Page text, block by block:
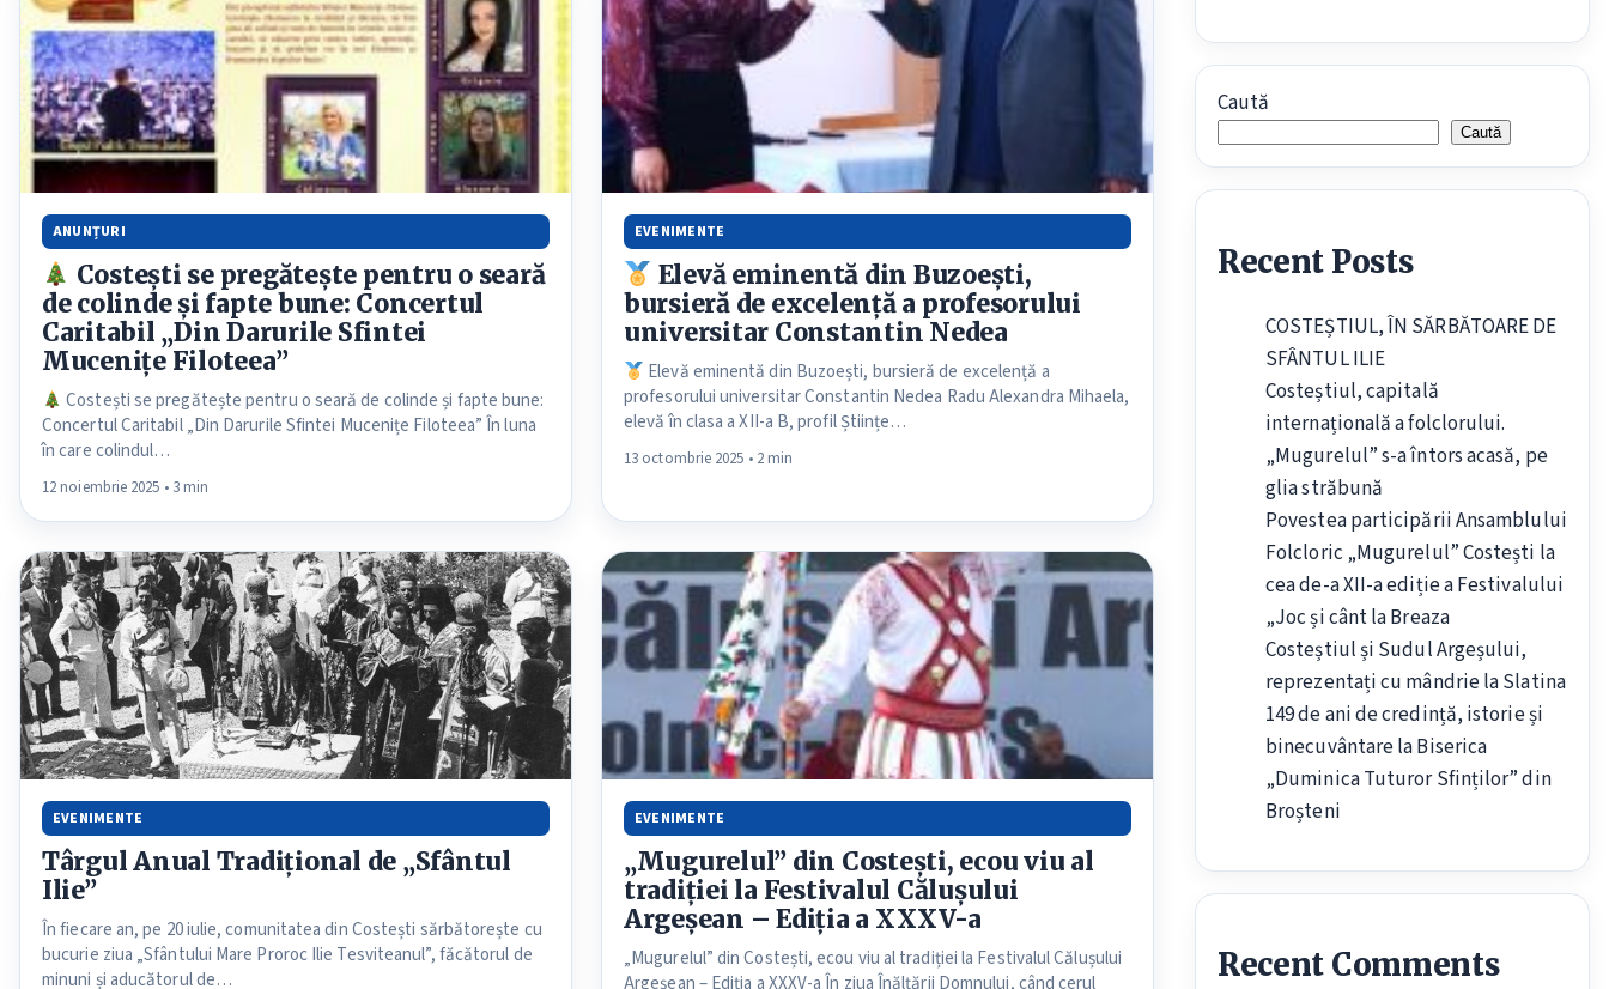
ANUNȚURI
Costești se pregătește pentru o seară
de colinde și fapte bune: Concertul
Caritabil „Din Darurile Sfintei
Mucenițe Filoteea”
Costești se pregătește pentru o seară de colinde și fapte bune:
Concertul Caritabil „Din Darurile Sfintei Mucenițe Filoteea” În luna
în care colindul…
12 noiembrie 2025 • 3 min
EVENIMENTE
Elevă eminentă din Buzoești,
bursieră de excelență a profesorului
universitar Constantin Nedea
Elevă eminentă din Buzoești, bursieră de excelență a
profesorului universitar Constantin Nedea Radu Alexandra Mihaela,
elevă în clasa a XII-a B, profil Științe…
13 octombrie 2025 • 2 min
EVENIMENTE
Târgul Anual Tradițional de „Sfântul
Ilie”
În fiecare an, pe 20 iulie, comunitatea din Costești sărbătorește cu
bucurie ziua „Sfântului Mare Proroc Ilie Tesviteanul”, făcătorul de
minuni și aducătorul de…
EVENIMENTE
„Mugurelul” din Costești, ecou viu al
tradiției la Festivalul Călușului
Argeșean – Ediția a XXXV-a
„Mugurelul” din Costești, ecou viu al tradiției la Festivalul Călușului
Caută
Caută
Recent Posts
COSTEȘTIUL, ÎN SĂRBĂTOARE DE
SFÂNTUL ILIE
Costeștiul, capitală
internațională a folclorului.
„Mugurelul” s-a întors acasă, pe
glia străbună
Povestea participării Ansamblului
Folcloric „Mugurelul” Costești la
cea de-a XII-a ediție a Festivalului
„Joc și cânt la Breaza
Costeștiul și Sudul Argeșului,
reprezentați cu mândrie la Slatina
149 de ani de credință, istorie și
binecuvântare la Biserica
„Duminica Tuturor Sfinților” din
Broșteni
Recent Comments